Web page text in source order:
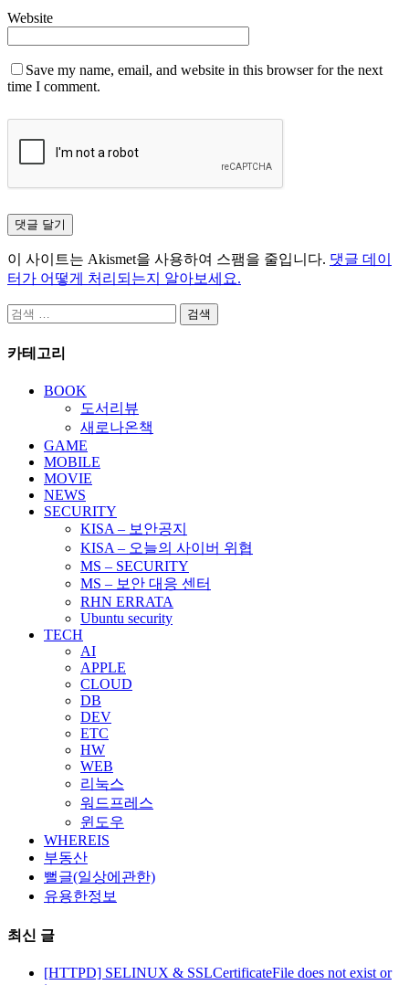
Website
Save my name, email, and website in this browser for the next
time I comment.
이 사이트는 Akismet을 사용하여 스팸을 줄입니다. 댓글 데이
터가 어떻게 처리되는지 알아보세요.
검
카테고리
BOOK
도서리뷰
새로나온책
GAME
MOBILE
MOVIE
NEWS
SECURITY
KISA – 보안공지
KISA – 오늘의 사이버 위협
MS – SECURITY
MS – 보안 대응 센터
RHN ERRATA
Ubuntu security
TECH
AI
APPLE
CLOUD
DB
DEV
ETC
HW
WEB
리눅스
워드프레스
윈도우
WHEREIS
부동산
뻘글(일상에관한)
유용한정보
최신 글
[HTTPD] SELINUX & SSLCertificateFile does not exist or